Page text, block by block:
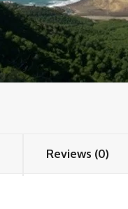
Reviews (0)